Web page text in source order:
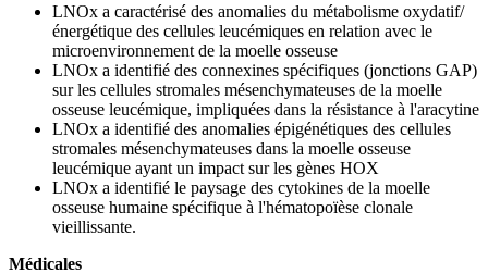
LNOx a caractérisé des anomalies du métabolisme oxydatif/
énergétique des cellules leucémiques en relation avec le
microenvironnement de la moelle osseuse
LNOx a identifié des connexines spécifiques (jonctions GAP)
sur les cellules stromales mésenchymateuses de la moelle
osseuse leucémique, impliquées dans la résistance à l'aracytine
LNOx a identifié des anomalies épigénétiques des cellules
stromales mésenchymateuses dans la moelle osseuse
leucémique ayant un impact sur les gènes HOX
LNOx a identifié le paysage des cytokines de la moelle
osseuse humaine spécifique à l'hématopoïèse clonale
vieillissante.
Médicales